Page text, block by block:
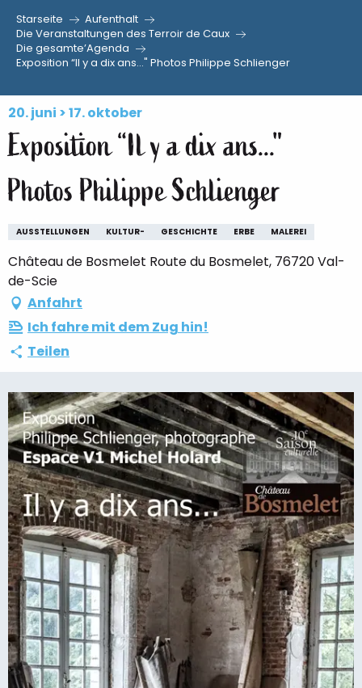
Aller
contenu
principal
Starseite
Aufenthalt
Die Veranstaltungen des Terroir de Caux
Die gesamte’Agenda
Exposition “Il y a dix ans..." Photos Philippe Schlienger
20. juni > 17. oktober
Exposition “Il y a dix ans..."
Photos Philippe Schlienger
AUSSTELLUNGEN KULTUR- GESCHICHTE ERBE MALEREI
Château de Bosmelet Route du Bosmelet, 76720 Val-
de-Scie
Anfahrt
Ich fahre mit dem Zug hin!
Teilen